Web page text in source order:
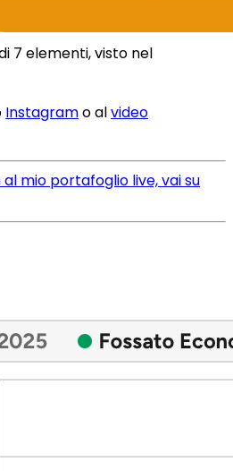
7 elementi, visto nel
Instagramo alvideo
mio portafoglio live, vai su